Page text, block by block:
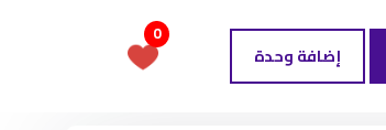
إضافة وحدة
0